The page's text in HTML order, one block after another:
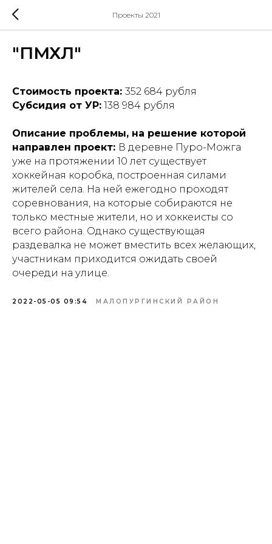
Проекты 2021
"ПМХЛ"
Стоимость проекта: 352 684 рубля
Субсидия от УР: 138 984 рубля
Описание проблемы, на решение которой
направлен проект: В деревне Пуро-Можга
уже на протяжении 10 лет существует
хоккейная коробка, построенная силами
жителей села. На ней ежегодно проходят
соревнования, на которые собираются не
только местные жители, но и хоккеисты со
всего района. Однако существующая
раздевалка не может вместить всех желающих,
участникам приходится ожидать своей
очереди на улице.
2022-05-05 09:54 МАЛОПУРГИНСКИЙ РАЙОН